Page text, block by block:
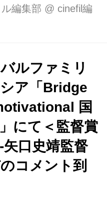
場に、PFFが2013年か
ベントが、今年も開催
アワード2018」の作品
日～22日)のプレイベン
大忘年会」と称した
します。 矢口史靖監
ら豪華ゲストによるト
で満員御礼となった
新旧バトル」アンコー
ンジャー監督トークな
編集部 @ cinefil編
ルファミリ
ア「Bridge
国
にて＜監督賞
矢口史靖監督
コメント到